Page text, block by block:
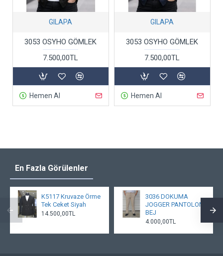
GILAPA
3053 OSYHO GÖMLEK
7.500,00TL
Hemen Al
GILAPA
3053 OSYHO GÖMLEK
7.500,00TL
Hemen Al
En Fazla Görülenler
K5117 Kruvaze Örme
Tek Ceket Siyah
14.500,00TL
3036 DOKUMA
JOGGER PANTOLON
BEJ
4.000,00TL